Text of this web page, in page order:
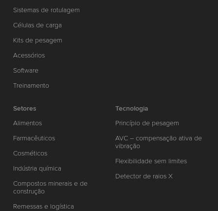
Sistemas de rotulagem
Células de carga
Kits de pesagem
Acessórios
Software
Treinamento
Setores
Alimentos
Farmacêuticos
Cosméticos
Indústria química
Compostos minerais e de
construção
Remessas e logística
Tecnologia
Princípio de pesagem
AVC – compensação ativa de
vibração
Flexibilidade sem limites
Detector de raios X